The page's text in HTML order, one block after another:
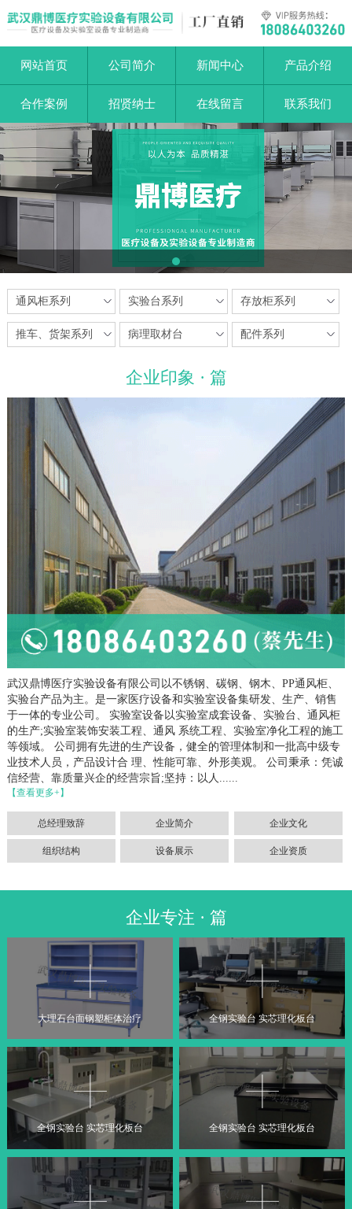
网站首页 公司简介 新闻中心 产品介绍
合作案例 招贤纳士 在线留言 联系我们
1
通风柜系列 实验台系列 存放柜系列
推车、货架系列 病理取材台 配件系列
企业印象 · 篇
武汉鼎博医疗实验设备有限公司以不锈钢、碳钢、钢木、PP通风柜、
实验台产品为主。是一家医疗设备和实验室设备集研发、生产、销售
于一体的专业公司。 实验室设备以实验室成套设备、实验台、通风柜
的生产;实验室装饰安装工程、通风 系统工程、实验室净化工程的施工
等领域。 公司拥有先进的生产设备，健全的管理体制和一批高中级专
业技术人员，产品设计合 理、性能可靠、外形美观。 公司秉承：凭诚
信经营、靠质量兴企的经营宗旨;坚持：以人......
【查看更多+】
总经理致辞 企业简介 企业文化
组织结构 设备展示 企业资质
企业专注 · 篇
大理石台面钢塑柜体治疗 全钢实验台 实芯理化板台
全钢实验台 实芯理化板台 全钢实验台 实芯理化板台